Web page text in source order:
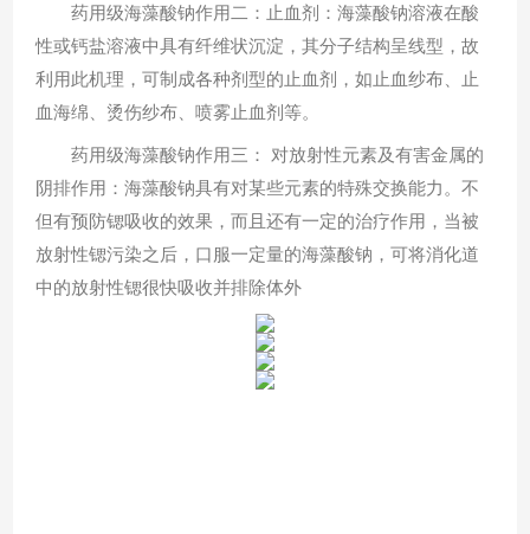
药用级海藻酸钠作用二：止血剂：海藻酸钠溶液在酸
性或钙盐溶液中具有纤维状沉淀，其分子结构呈线型，故
利用此机理，可制成各种剂型的止血剂，如止血纱布、止
血海绵、烫伤纱布、喷雾止血剂等。
药用级海藻酸钠作用三： 对放射性元素及有害金属的
阴排作用：海藻酸钠具有对某些元素的特殊交换能力。不
但有预防锶吸收的效果，而且还有一定的治疗作用，当被
放射性锶污染之后，口服一定量的海藻酸钠，可将消化道
中的放射性锶很快吸收并排除体外